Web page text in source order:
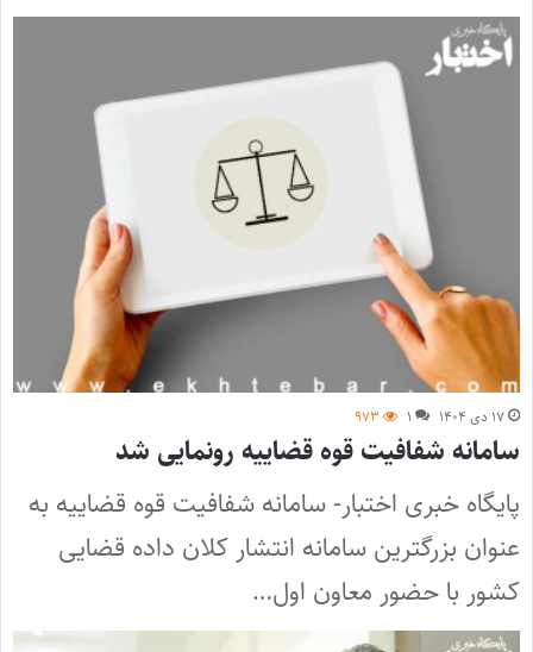
۱۷ دی ۱۴۰۴ ۱ ۹۷۳
سامانه شفافیت قوه قضاییه رونمایی شد
پایگاه خبری اختبار- سامانه شفافیت قوه قضاییه به
عنوان بزرگترین سامانه انتشار کلان داده قضایی
کشور با حضور معاون اول…